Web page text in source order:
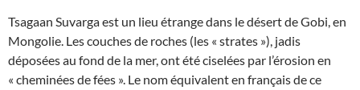
Tsagaan Suvarga est un lieu étrange dans le désert de Gobi, en
Mongolie. Les couches de roches (les « strates »), jadis
déposées au fond de la mer, ont été ciselées par l’érosion en
« cheminées de fées ». Le nom équivalent en français de ce